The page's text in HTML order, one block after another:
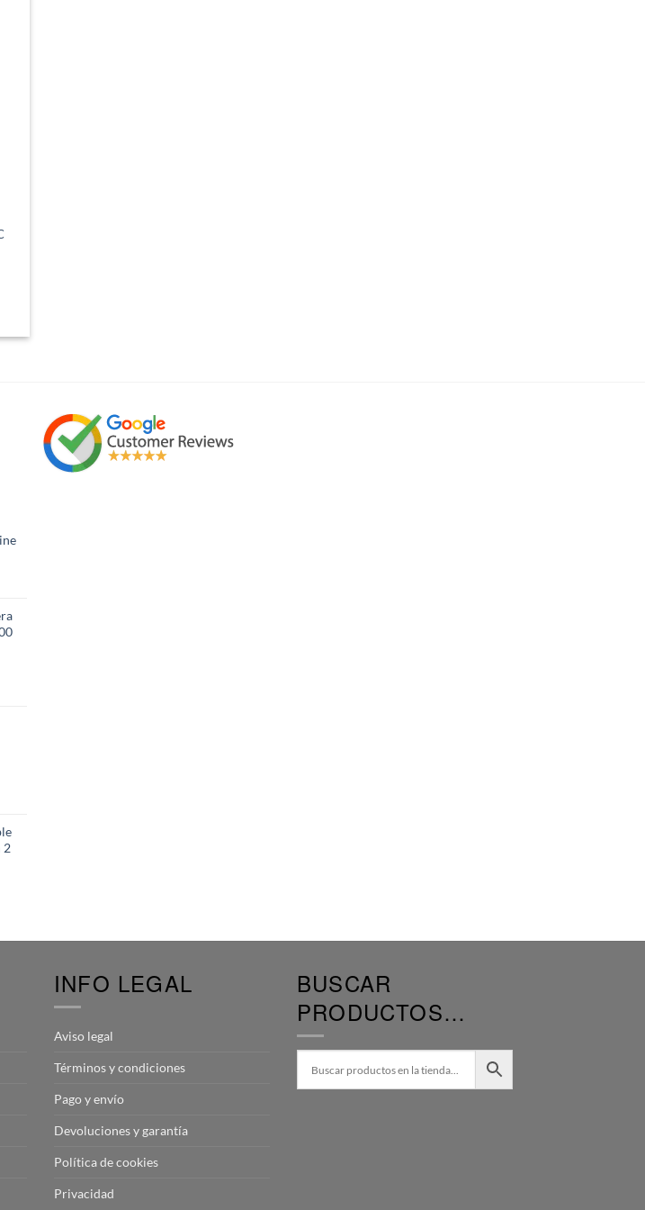
2
INFO LEGAL
Aviso legal
Términos y condiciones
Pago y envío
Devoluciones y garantía
Política de cookies
Privacidad
BUSCAR
PRODUCTOS…